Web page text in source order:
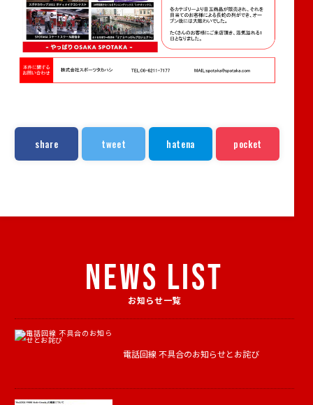
share tweet hatena pocket
NEWS LIST
お知らせ一覧
電話回線 不具合のお知らせとお詫び